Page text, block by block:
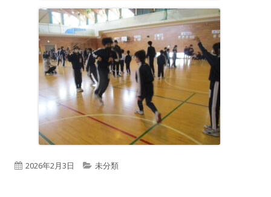
公
2026年2月3日
カ
未分類